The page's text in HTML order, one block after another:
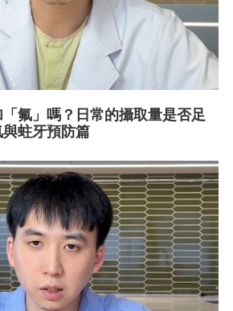
氟」嗎？日常的攝取量是否足
蛀牙預防篇